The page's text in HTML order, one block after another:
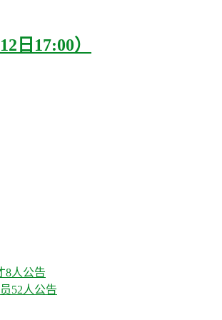
日17:00）
8人公告
52人公告